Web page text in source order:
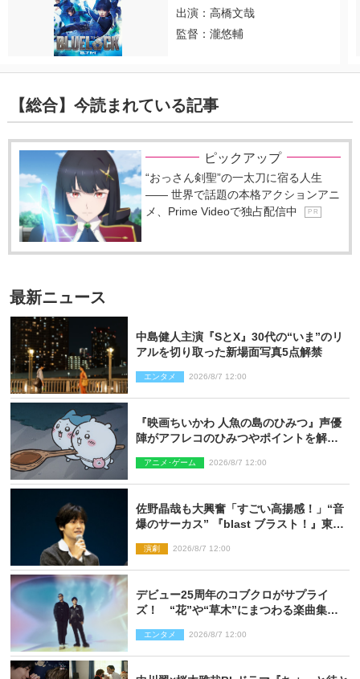
出演：高橋文哉
監督：瀧悠輔
【総合】今読まれている記事
ピックアップ
“おっさん剣聖”の一太刀に宿る人生
―― 世界で話題の本格アクションアニ
メ、Prime Videoで独占配信中
P R
最新ニュース
中島健人主演『SとX』30代の“いま”のリ
アルを切り取った新場面写真5点解禁
エンタメ 2026/8/7 12:00
『映画ちいかわ 人魚の島のひみつ』声優
陣がアフレコのひみつやポイントを解
アニメ･ゲーム 2026/8/7 12:00
佐野晶哉も大興奮「すごい高揚感！」“音
爆のサーカス” 『blast ブラスト！』東京
演劇 2026/8/7 12:00
デビュー25周年のコブクロがサプライ
ズ！ “花”や“草木”にまつわる楽曲集め
信リリース
エンタメ 2026/8/7 12:00